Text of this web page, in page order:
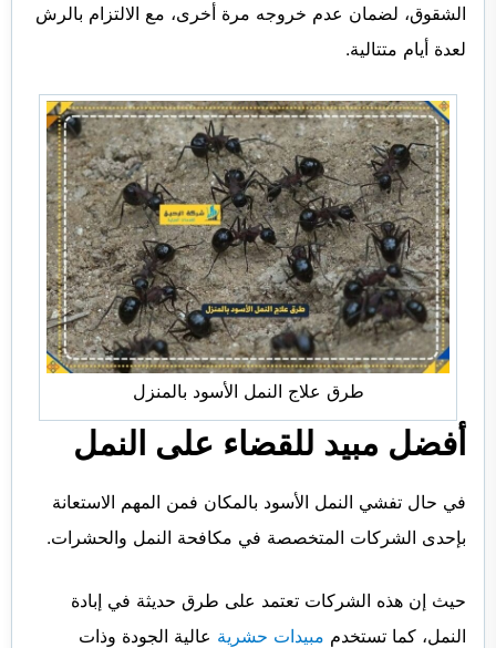
الشقوق، لضمان عدم خروجه مرة أخرى، مع الالتزام بالرش
لعدة أيام متتالية.
طرق علاج النمل الأسود بالمنزل
أفضل مبيد للقضاء على النمل
في حال تفشي النمل الأسود بالمكان فمن المهم الاستعانة
بإحدى الشركات المتخصصة في مكافحة النمل والحشرات.
حيث إن هذه الشركات تعتمد على طرق حديثة في إبادة
النمل، كما تستخدم مبيدات حشرية عالية الجودة وذات